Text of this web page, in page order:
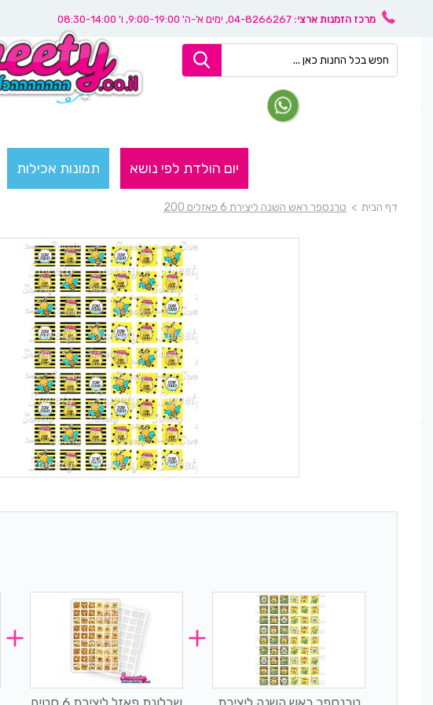
מרכז הזמנות ארצי: 04-8266267, ימים א'-ה' 9:00-19:00, ו’ 08:30-14:00
יום הולדת לפי נושא תמונות אכילות
דף הבית > טרנספר ראש השנה ליצירת 6 פאזלים 200